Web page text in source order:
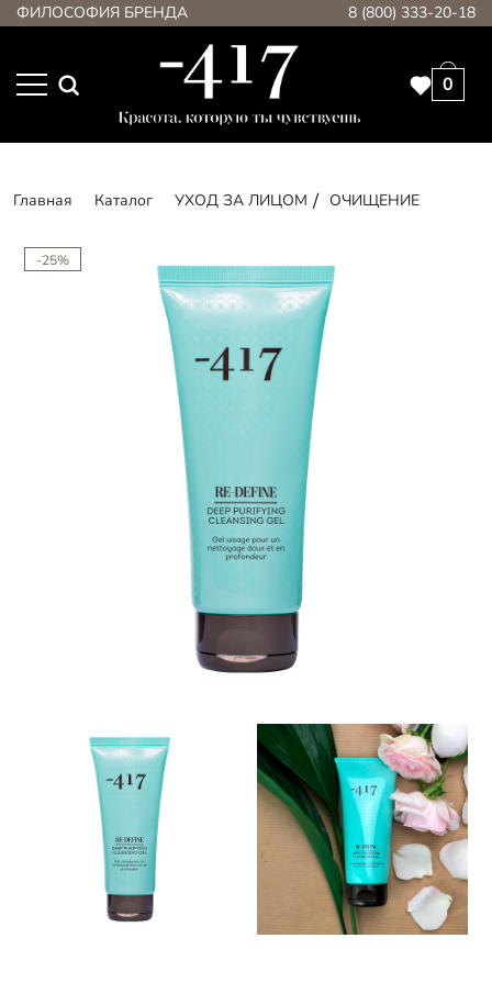
ФИЛОСОФИЯ БРЕНДА 8 (800) 333-20-18
0
Главная Каталог УХОД ЗА ЛИЦОМ ОЧИЩЕНИЕ
-25%